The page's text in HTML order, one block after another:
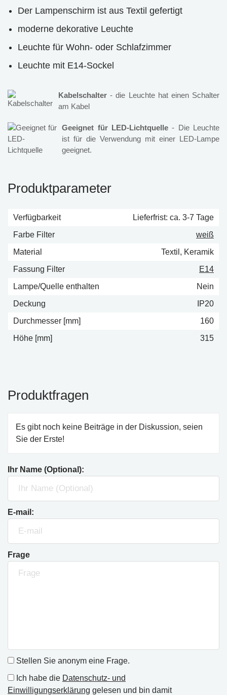
Der Lampenschirm ist aus Textil gefertigt
moderne dekorative Leuchte
Leuchte für Wohn- oder Schlafzimmer
Leuchte mit E14-Sockel
Kabelschalter - die Leuchte hat einen Schalter
am Kabel
Geeignet für LED-Lichtquelle - Die Leuchte
ist für die Verwendung mit einer LED-Lampe
geeignet.
Produktparameter
Verfügbarkeit
Lieferfrist: ca. 3-7 Tage
Farbe Filter
weiß
Material
Textil, Keramik
Fassung Filter
E14
Lampe/Quelle enthalten
Nein
Deckung
IP20
Durchmesser [mm]
160
Höhe [mm]
315
Produktfragen
Es gibt noch keine Beiträge in der Diskussion, seien
Sie der Erste!
Ihr Name (Optional):
E-mail:
Frage
Stellen Sie anonym eine Frage.
Ich habe die Datenschutz- und
Einwilligungserklärung gelesen und bin damit